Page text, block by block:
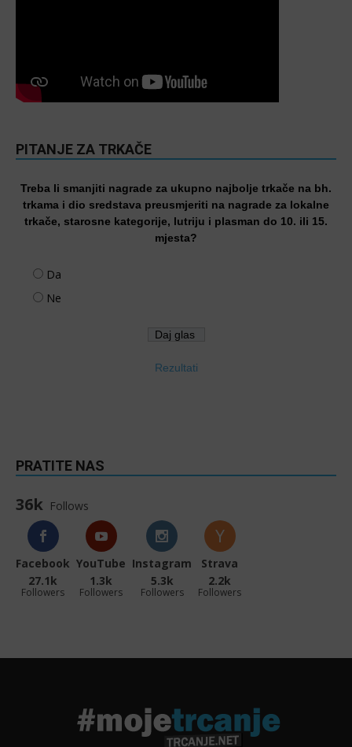
PITANJE ZA TRKAČE
Treba li smanjiti nagrade za ukupno najbolje trkače na bh.
trkama i dio sredstava preusmjeriti na nagrade za lokalne
trkače, starosne kategorije, lutriju i plasman do 10. ili 15.
mjesta?
Da
Ne
Rezultati
PRATITE NAS
36k Follows
Facebook
27.1k
Followers
YouTube
1.3k
Followers
Instagram
5.3k
Followers
Strava
2.2k
Followers